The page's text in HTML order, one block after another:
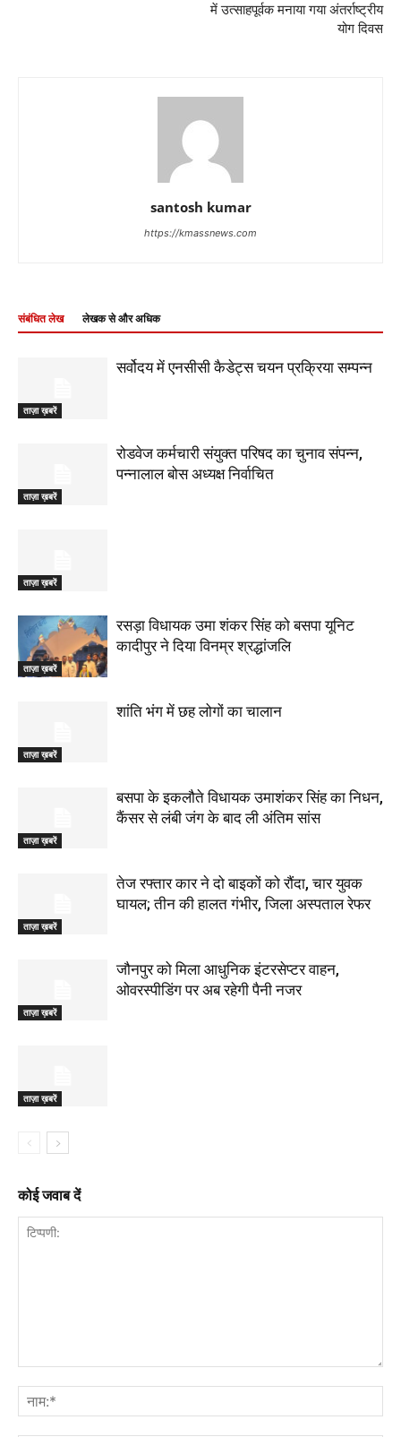
में उत्साहपूर्वक मनाया गया अंतर्राष्ट्रीय
योग दिवस
santosh kumar
https://kmassnews.com
संबंधित लेख लेखक से और अधिक
ताज़ा ख़बरें
सर्वोदय में एनसीसी कैडेट्स चयन प्रक्रिया सम्पन्न
ताज़ा ख़बरें
रोडवेज कर्मचारी संयुक्त परिषद का चुनाव संपन्न,
पन्नालाल बोस अध्यक्ष निर्वाचित
ताज़ा ख़बरें
ताज़ा ख़बरें
रसड़ा विधायक उमा शंकर सिंह को बसपा यूनिट
कादीपुर ने दिया विनम्र श्रद्धांजलि
ताज़ा ख़बरें
शांति भंग में छह लोगों का चालान
ताज़ा ख़बरें
बसपा के इकलौते विधायक उमाशंकर सिंह का निधन,
कैंसर से लंबी जंग के बाद ली अंतिम सांस
ताज़ा ख़बरें
तेज रफ्तार कार ने दो बाइकों को रौंदा, चार युवक
घायल; तीन की हालत गंभीर, जिला अस्पताल रेफर
ताज़ा ख़बरें
जौनपुर को मिला आधुनिक इंटरसेप्टर वाहन,
ओवरस्पीडिंग पर अब रहेगी पैनी नजर
ताज़ा ख़बरें
कोई जवाब दें